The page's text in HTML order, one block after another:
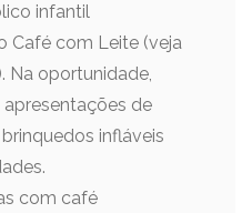
infantil
Café com Leite (veja
Na oportunidade,
de
infláveis
com café